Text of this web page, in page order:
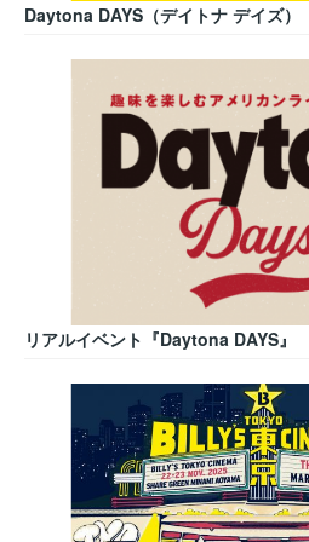
Daytona DAYS（デイトナ デイズ）
リアルイベント『Daytona DAYS』